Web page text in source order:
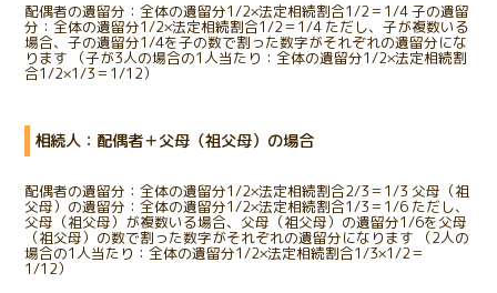
配偶者の遺留分：全体の遺留分1/2×法定相続割合1/2＝1/4 子の遺留
分：全体の遺留分1/2×法定相続割合1/2＝1/4 ただし、子が複数いる
場合、子の遺留分1/4を子の数で割った数字がそれぞれの遺留分にな
ります （子が3人の場合の1人当たり：全体の遺留分1/2×法定相続割
合1/2×1/3＝1/12）
相続人：配偶者＋父母（祖父母）の場合
配偶者の遺留分：全体の遺留分1/2×法定相続割合2/3＝1/3 父母（祖
父母）の遺留分：全体の遺留分1/2×法定相続割合1/3＝1/6 ただし、
父母（祖父母）が複数いる場合、父母（祖父母）の遺留分1/6を父母
（祖父母）の数で割った数字がそれぞれの遺留分になります （2人の
場合の1人当たり：全体の遺留分1/2×法定相続割合1/3×1/2＝
1/12）